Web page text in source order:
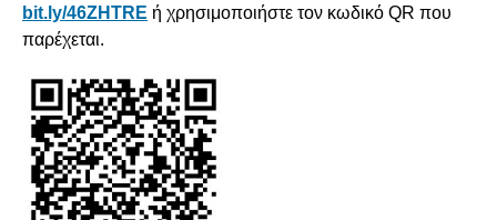
bit.ly/46ZHTRE ή χρησιμοποιήστε τον κωδικό QR που
παρέχεται.